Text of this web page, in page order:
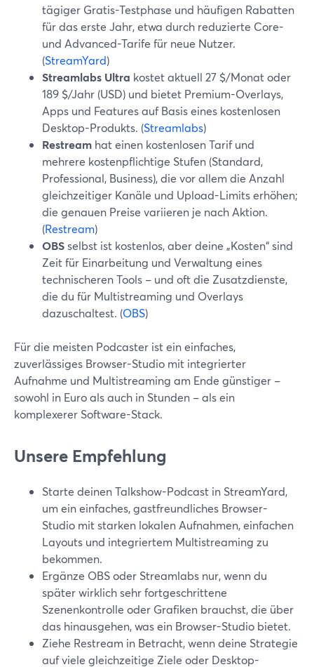
tägiger Gratis-Testphase und häufigen Rabatten
für das erste Jahr, etwa durch reduzierte Core-
und Advanced-Tarife für neue Nutzer.
(StreamYard)
Streamlabs Ultra kostet aktuell 27 $/Monat oder
189 $/Jahr (USD) und bietet Premium-Overlays,
Apps und Features auf Basis eines kostenlosen
Desktop-Produkts. (Streamlabs)
Restream hat einen kostenlosen Tarif und
mehrere kostenpflichtige Stufen (Standard,
Professional, Business), die vor allem die Anzahl
gleichzeitiger Kanäle und Upload-Limits erhöhen;
die genauen Preise variieren je nach Aktion.
(Restream)
OBSselbst ist kostenlos, aber deine „Kosten“ sind
Zeit für Einarbeitung und Verwaltung eines
technischeren Tools – und oft die Zusatzdienste,
die du für Multistreaming und Overlays
dazuschaltest. (OBS)
Für die meisten Podcaster ist ein einfaches,
zuverlässiges Browser-Studio mit integrierter
Aufnahme und Multistreaming am Ende günstiger –
sowohl in Euro als auch in Stunden – als ein
komplexerer Software-Stack.
Unsere Empfehlung
Starte deinen Talkshow-Podcast in StreamYard,
um ein einfaches, gastfreundliches Browser-
Studio mit starken lokalen Aufnahmen, einfachen
Layouts und integriertem Multistreaming zu
bekommen.
Ergänze OBS oder Streamlabs nur, wenn du
später wirklich sehr fortgeschrittene
Szenenkontrolle oder Grafiken brauchst, die über
das hinausgehen, was ein Browser-Studio bietet.
Ziehe Restream in Betracht, wenn deine Strategie
auf viele gleichzeitige Ziele oder Desktop-